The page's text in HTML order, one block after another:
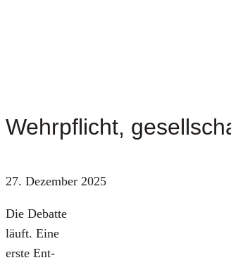
Wehrpflicht,
27. Dezember 2025
Die Debat­te
läuft. Eine
ers­te Ent­